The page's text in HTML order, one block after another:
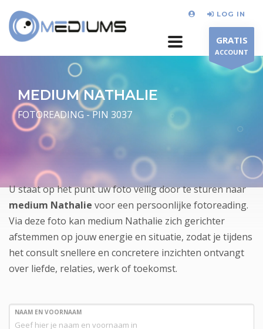
LOG IN
GRATIS
ACCOUNT
MEDIUM NATHALIE
FOTOREADING - PIN 3037
U staat op het punt uw foto veilig door te sturen naar
medium Nathalie voor een persoonlijke fotoreading.
Via deze foto kan medium Nathalie zich gerichter
afstemmen op jouw energie en situatie, zodat je tijdens
het consult snellere en concretere inzichten ontvangt
over liefde, relaties, werk of toekomst.
NAAM EN VOORNAAM